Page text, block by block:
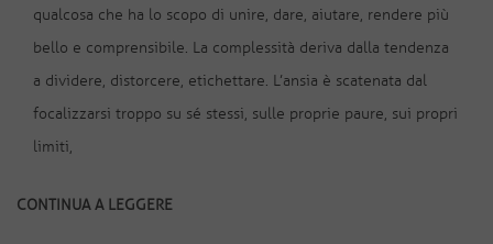
qualcosa che ha lo scopo di unire, dare, aiutare, rendere più
bello e comprensibile. La complessità deriva dalla tendenza
a dividere, distorcere, etichettare. L’ansia è scatenata dal
focalizzarsi troppo su sé stessi, sulle proprie paure, sui propri
limiti,
CONTINUA A LEGGERE